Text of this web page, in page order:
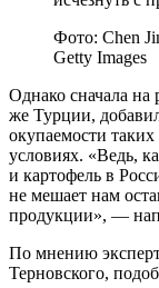
Фото: Chen
Getty Images
Однако сначала на
же Турции,
окупаемости
условиях. «Ведь,
и картофель в
не мешает нам
продукции», —
По мнению
Терновского,